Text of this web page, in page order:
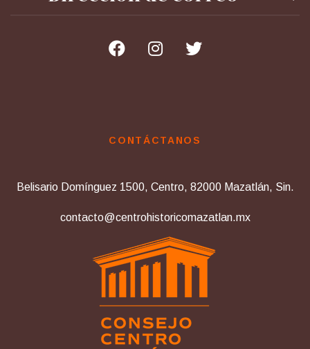
CONTÁCTANOS
Belisario Domínguez 1500, Centro, 82000 Mazatlán, Sin.
contacto@centrohistoricomazatlan.mx